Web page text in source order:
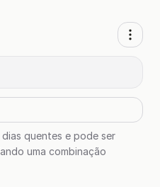
quentes e pode ser
uma combinação